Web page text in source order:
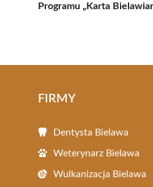
Programu „Karta
FIRMY
Dentysta Bielawa
Weterynarz Bielawa
Wulkanizacja Bielawa